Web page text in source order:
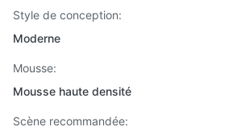
Style de conception:
Moderne
Mousse:
Mousse haute densité
Scène recommandée: